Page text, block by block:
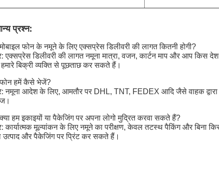
प्रश्न:
फोन के नमूने के लिए एक्सप्रेस डिलीवरी की लागत कितनी होगी?
एक्सप्रेस डिलीवरी की लागत नमूना मात्रा, वजन, कार्टन माप और आप किस
हमारे बिक्री व्यक्ति से पूछताछ कर सकते हैं।
हमें कैसे भेजें?
नमूना आदेश के लिए, आमतौर पर DHL, TNT, FEDEX आदि जैसे वाहक द्वारा
हम इकाइयों या पैकेजिंग पर अपना लोगो मुद्रित करवा सकते हैं?
कार्यात्मक मूल्यांकन के लिए नमूने का परीक्षण, केवल तटस्थ पैकिंग और
उत्पाद और पैकेजिंग पर प्रिंट कर सकते हैं।